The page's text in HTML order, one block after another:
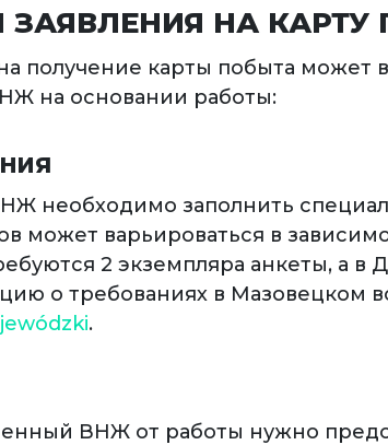
НА КАРТУ
получение карты побыта может
на основании работы:
необходимо заполнить
может варьироваться в
2 экземпляра анкеты, а
о требованиях в Мазовецком
​.
ВНЖ от работы нужно